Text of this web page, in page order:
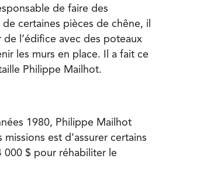
de faire des
certaines pièces de chêne, il
l’édifice avec des poteaux
les murs en place. Il a fait ce
Philippe Mailhot.
1980, Philippe Mailhot
est d’assurer certains
000 $ pour réhabiliter le